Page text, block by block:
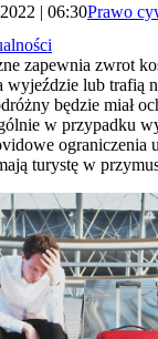
| 06:30Prawo
zapewnia zwrot
wyjeździe lub trafią
będzie miał
w przypadku
ograniczenia
turystę w